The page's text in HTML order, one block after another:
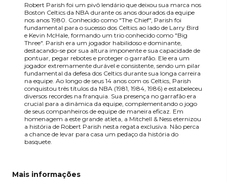
Robert Parish foi um pivô lendário que deixou sua marca nos
Boston Celtics da NBA durante os anos dourados da equipe
nos anos 1980. Conhecido como "The Chief", Parish foi
fundamental para o sucesso dos Celtics ao lado de Larry Bird
e Kevin McHale, formando um trio conhecido como "Big
Three". Parish era um jogador habilidoso e dominante,
destacando-se por sua altura imponente e sua capacidade de
pontuar, pegar rebotes e proteger o garrafão. Ele era um
jogador extremamente durável e consistente, sendo um pilar
fundamental da defesa dos Celtics durante sua longa carreira
na equipe. Ao longo de seus 14 anos com os Celtics, Parish
conquistou três títulos da NBA (1981, 1984, 1986) e estabeleceu
diversos recordes na franquia. Sua presença no garrafão era
crucial para a dinâmica da equipe, complementando o jogo
de seus companheiros de equipe de maneira eficaz. Em
homenagem a este grande atleta, a Mitchell & Ness eternizou
a história de Robert Parish nesta regata exclusiva. Não perca
a chance de levar para casa um pedaço da história do
basquete.
Mais informações